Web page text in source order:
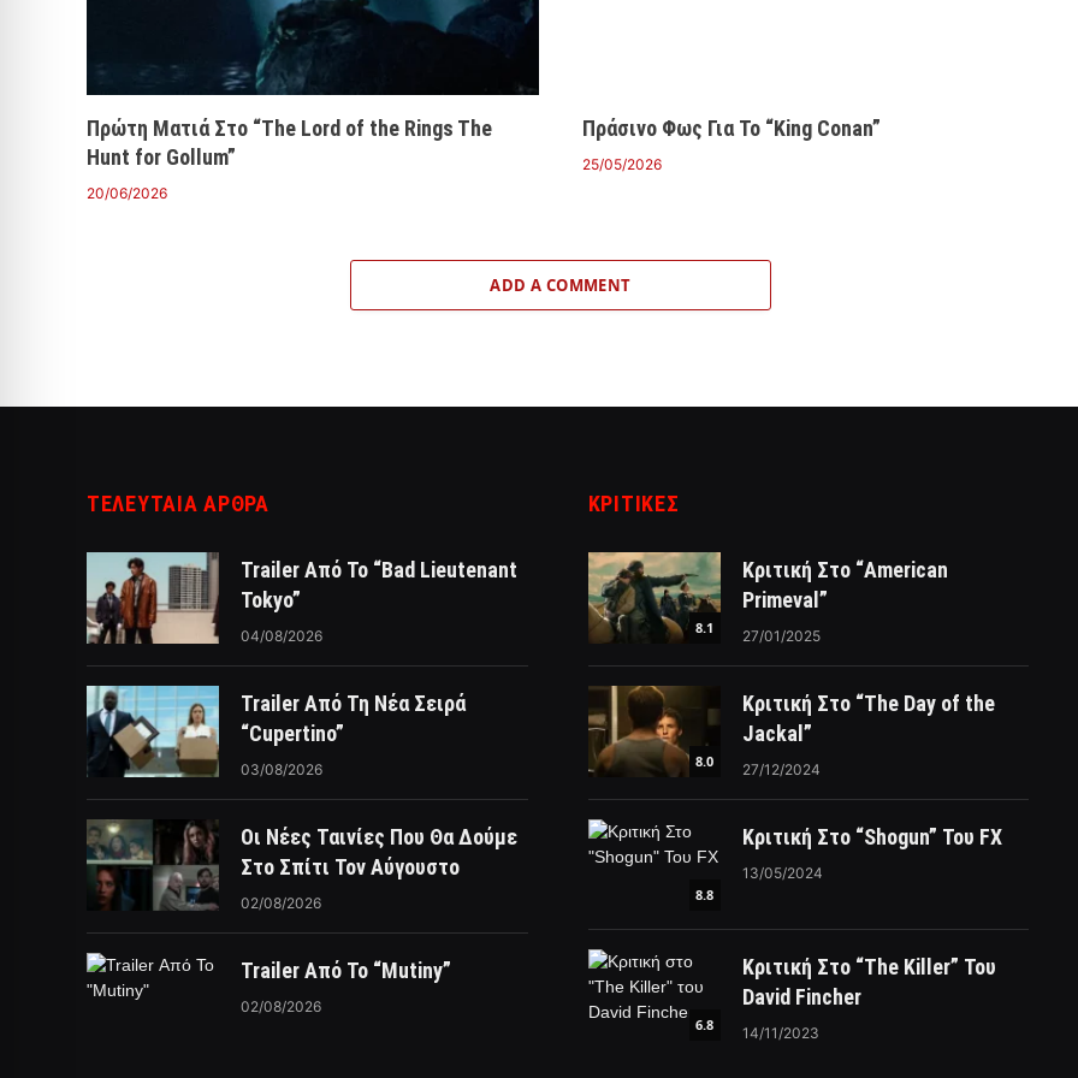
Πρώτη Ματιά Στο “The Lord of the Rings The
Hunt for Gollum”
20/06/2026
Πράσινο Φως Για Το “King Conan”
25/05/2026
ADD A COMMENT
ΤΕΛΕΥΤΑΙΑ ΑΡΘΡΑ
Trailer Από Το “Bad Lieutenant
Tokyo”
04/08/2026
Trailer Από Τη Νέα Σειρά
“Cupertino”
03/08/2026
Οι Νέες Ταινίες Που Θα Δούμε
Στο Σπίτι Τον Αύγουστο
02/08/2026
Trailer Από Το “Mutiny”
02/08/2026
ΚΡΙΤΙΚΈΣ
8.1
Κριτική Στο “American
Primeval”
27/01/2025
8.0
Κριτική Στο “The Day of the
Jackal”
27/12/2024
8.8
Κριτική Στο “Shogun” Του FX
13/05/2024
6.8
Κριτική Στο “The Killer” Του
David Fincher
14/11/2023